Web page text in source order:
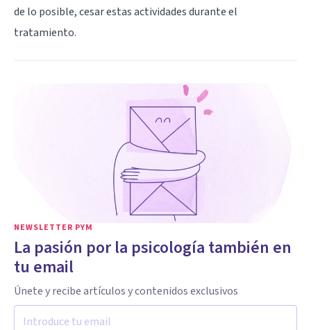
de lo posible, cesar estas actividades durante el
tratamiento.
NEWSLETTER PYM
La pasión por la psicología también en
tu email
Únete y recibe artículos y contenidos exclusivos